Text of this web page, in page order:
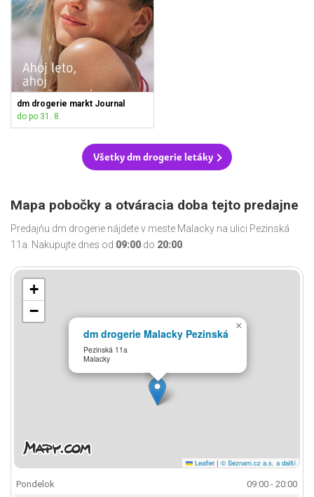
dm drogerie markt Journal
do po 31. 8.
Všetky dm drogerie letáky
Mapa pobočky a otváracia doba tejto predajne
Predajňu dm drogerie nájdete v meste Malacky na ulici Pezinská
11a. Nakupujte dnes od 09:00 do 20:00
dm drogerie Malacky Pezinská
Pezinská 11a
Malacky
×
+
−
Leaflet | © Seznam.cz a.s. a další
Pondelok
09:00 - 20:00